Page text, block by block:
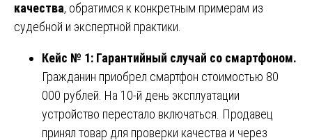
качества, обратимся к конкретным примерам из
судебной и экспертной практики.
Кейс № 1: Гарантийный случай со смартфоном.
Гражданин приобрел смартфон стоимостью 80
000 рублей. На 10-й день эксплуатации
устройство перестало включаться. Продавец
принял товар для проверки качества и через